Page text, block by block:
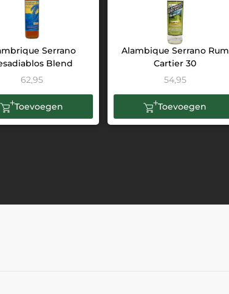
Serrano
Blend
62,95
Toevoegen
Alambique Serrano Rum
Cartier 30
54,95
Toevoegen